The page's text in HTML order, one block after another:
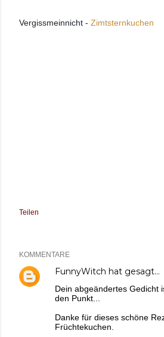
Vergissmeinnicht - Zimtsternkuchen
Teilen
KOMMENTARE
FunnyWitch hat gesagt…
Dein abgeändertes Gedicht
den Punkt...
Danke für dieses schöne
Früchtekuchen.